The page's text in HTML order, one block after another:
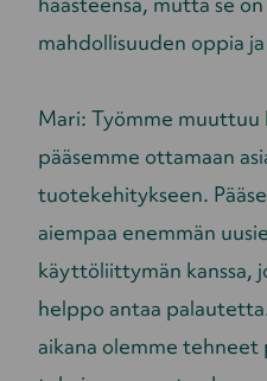
mahdollisuuden oppia
Mari: Työmme muuttuu
pääsemme ottamaan
tuotekehitykseen.
aiempaa enemmän
käyttöliittymän kanssa,
helppo antaa
aikana olemme